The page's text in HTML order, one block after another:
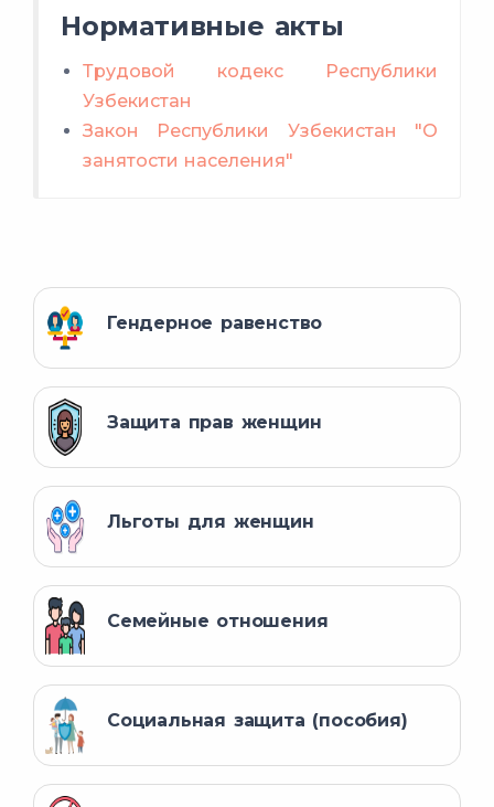
Нормативные акты
Трудовой кодекс Республики
Узбекистан
Закон Республики Узбекистан "О
занятости населения"
Гендерное равенство
Защита прав женщин
Льготы для женщин
Семейные отношения
Социальная защита (пособия)